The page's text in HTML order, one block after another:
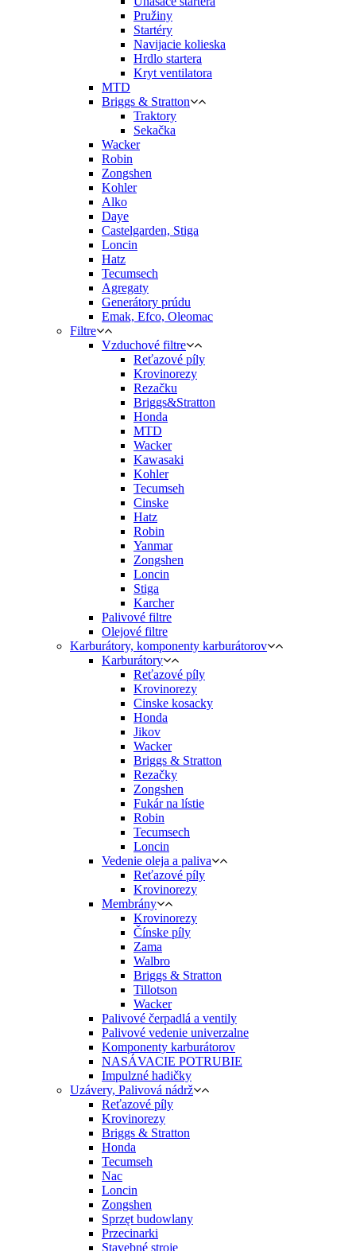
Pružiny
Startéry
Navijacie kolieska
Hrdlo startera
Kryt ventilatora
MTD
Briggs & Stratton
Traktory
Sekačka
Wacker
Robin
Zongshen
Kohler
Alko
Daye
Castelgarden, Stiga
Loncin
Hatz
Tecumsech
Agregaty
Generátory prúdu
Emak, Efco, Oleomac
Filtre
Vzduchové filtre
Reťazové píly
Krovinorezy
Rezačku
Briggs&Stratton
Honda
MTD
Wacker
Kawasaki
Kohler
Tecumseh
Cinske
Hatz
Robin
Yanmar
Zongshen
Loncin
Stiga
Karcher
Palivové filtre
Olejové filtre
Karburátory, komponenty karburátorov
Karburátory
Reťazové píly
Krovinorezy
Cinske kosacky
Honda
Jikov
Wacker
Briggs & Stratton
Rezačky
Zongshen
Fukár na lístie
Robin
Tecumsech
Loncin
Vedenie oleja a paliva
Reťazové píly
Krovinorezy
Membrány
Krovinorezy
Čínske píly
Zama
Walbro
Briggs & Stratton
Tillotson
Wacker
Palivové čerpadlá a ventily
Palivové vedenie univerzalne
Komponenty karburátorov
NASÁVACIE POTRUBIE
Impulzné hadičky
Uzávery, Palivová nádrž
Reťazové píly
Krovinorezy
Briggs & Stratton
Honda
Tecumseh
Nac
Loncin
Zongshen
Sprzęt budowlany
Przecinarki
Stavebné stroje